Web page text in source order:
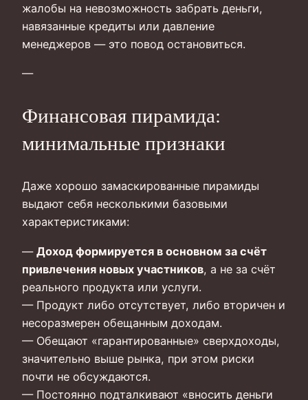
жалобы на невозможность забрать деньги,
навязанные кредиты или давление
менеджеров — это повод остановиться.
—
Финансовая пирамида:
минимальные признаки
Даже хорошо замаскированные пирамиды
выдают себя несколькими базовыми
характеристиками:
— Доход формируется в основном за счёт
привлечения новых участников, а не за счёт
реального продукта или услуги.
— Продукт либо отсутствует, либо вторичен и
несоразмерен обещанным доходам.
— Обещают «гарантированные» сверхдоходы,
значительно выше рынка, при этом риски
почти не обсуждаются.
— Постоянно подталкивают «вносить деньги